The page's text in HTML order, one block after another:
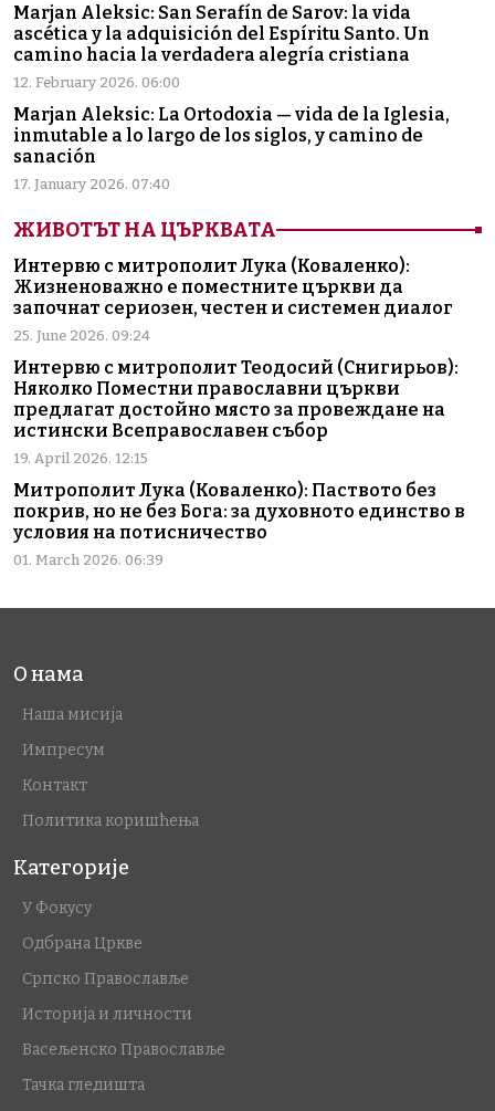
Marjan Aleksic: San Serafín de Sarov: la vida
ascética y la adquisición del Espíritu Santo. Un
camino hacia la verdadera alegría cristiana
12. February 2026. 06:00
Marjan Aleksic: La Ortodoxia — vida de la Iglesia,
inmutable a lo largo de los siglos, y camino de
sanación
17. January 2026. 07:40
ЖИВОТЪТ НА ЦЪРКВАТА
Интервю с митрополит Лука (Коваленко):
Жизненоважно е поместните църкви да
започнат сериозен, честен и системен диалог
25. June 2026. 09:24
Интервю с митрополит Теодосий (Снигирьов):
Няколко Поместни православни църкви
предлагат достойно място за провеждане на
истински Всеправославен събор
19. April 2026. 12:15
Митрополит Лука (Коваленко): Паството без
покрив, но не без Бога: за духовното единство в
условия на потисничество
01. March 2026. 06:39
О нама
Наша мисија
Импресум
Контакт
Политика коришћења
Категорије
У Фокусу
Одбрана Цркве
Српско Православље
Историја и личности
Васељенско Православље
Тачка гледишта